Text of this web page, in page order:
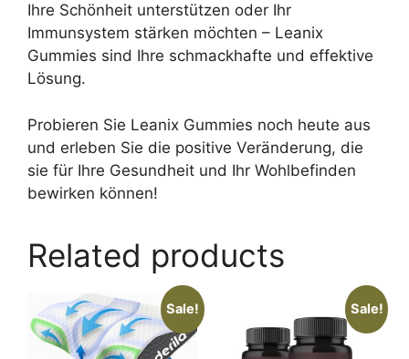
Ihre Schönheit unterstützen oder Ihr
Immunsystem stärken möchten – Leanix
Gummies sind Ihre schmackhafte und effektive
Lösung.
Probieren Sie Leanix Gummies noch heute aus
und erleben Sie die positive Veränderung, die
sie für Ihre Gesundheit und Ihr Wohlbefinden
bewirken können!
Related products
Sale! Sale!